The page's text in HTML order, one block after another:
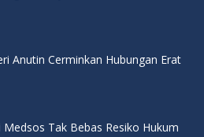
Anutin Cerminkan Hubungan Erat
Tak Bebas Resiko Hukum